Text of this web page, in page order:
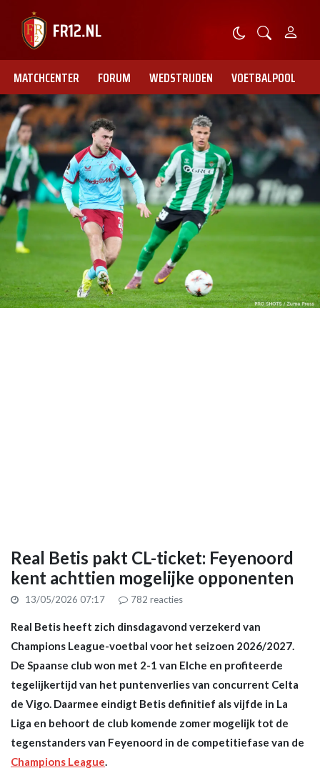
MATCHCENTER FORUM WEDSTRIJDEN VOETBALPOOL
Real Betis pakt CL-ticket: Feyenoord
kent achttien mogelijke opponenten
13/05/2026 07:17 782 reacties
Real Betis heeft zich dinsdagavond verzekerd van
Champions League-voetbal voor het seizoen 2026/2027.
De Spaanse club won met 2-1 van Elche en profiteerde
tegelijkertijd van het puntenverlies van concurrent Celta
de Vigo. Daarmee eindigt Betis definitief als vijfde in La
Liga en behoort de club komende zomer mogelijk tot de
tegenstanders van Feyenoord in de competitiefase van de
Champions League.